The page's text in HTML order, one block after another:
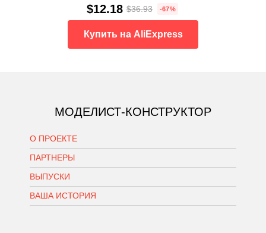
$12.18 $36.93 -67%
Купить на AliExpress
МОДЕЛИСТ-КОНСТРУКТОР
О ПРОЕКТЕ
ПАРТНЕРЫ
ВЫПУСКИ
ВАША ИСТОРИЯ